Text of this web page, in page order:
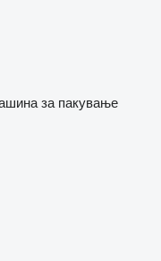
за пакување